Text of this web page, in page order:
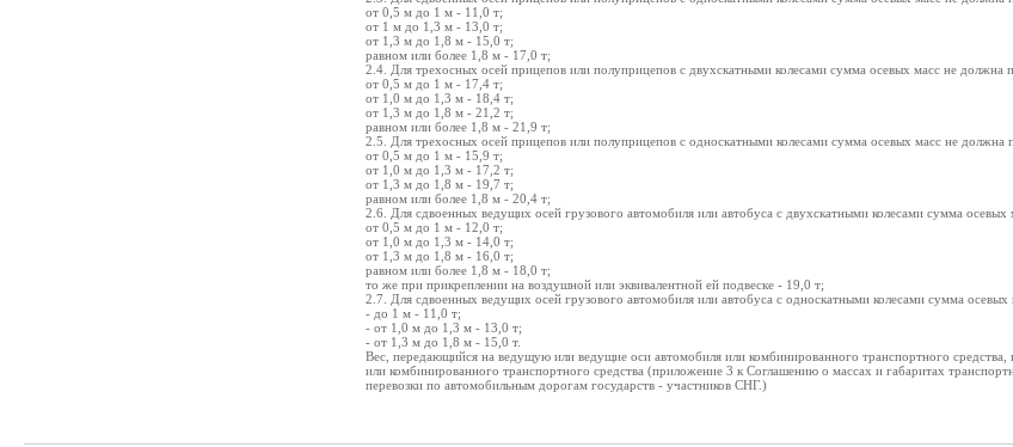
от 0,5 м до 1 м - 11,0 т;
от 1 м до 1,3 м - 13,0 т;
от 1,3 м до 1,8 м - 15,0 т;
равном или более 1,8 м - 17,0 т;
2.4. Для трехосных осей прицепов или полуприцепов с двухскатными колесами сумма осевых масс не должна
от 0,5 м до 1 м - 17,4 т;
от 1,0 м до 1,3 м - 18,4 т;
от 1,3 м до 1,8 м - 21,2 т;
равном или более 1,8 м - 21,9 т;
2.5. Для трехосных осей прицепов или полуприцепов с односкатными колесами сумма осевых масс не
от 0,5 м до 1 м - 15,9 т;
от 1,0 м до 1,3 м - 17,2 т;
от 1,3 м до 1,8 м - 19,7 т;
равном или более 1,8 м - 20,4 т;
2.6. Для сдвоенных ведущих осей грузового автомобиля или автобуса с двухскатными колесами сумма
от 0,5 м до 1 м - 12,0 т;
от 1,0 м до 1,3 м - 14,0 т;
от 1,3 м до 1,8 м - 16,0 т;
равном или более 1,8 м - 18,0 т;
то же при прикреплении на воздушной или эквивалентной ей подвеске - 19,0 т;
2.7. Для сдвоенных ведущих осей грузового автомобиля или автобуса с односкатными колесами сумма
- до 1 м - 11,0 т;
- от 1,0 м до 1,3 м - 13,0 т;
- от 1,3 м до 1,8 м - 15,0 т.
Вес, передающийся на ведущую или ведущие оси автомобиля или комбинированного транспортного
или комбинированного транспортного средства (приложение 3 к Соглашению о массах и габаритах
перевозки по автомобильным дорогам государств - участников СНГ.)